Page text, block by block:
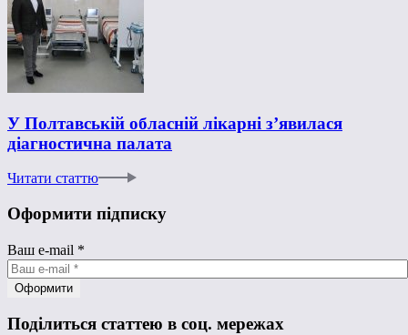
У Полтавській обласній лікарні з’явилася
діагностична палата
Читати статтю
Оформити підписку
Ваш e-mail *
Поділиться статтею в соц. мережах